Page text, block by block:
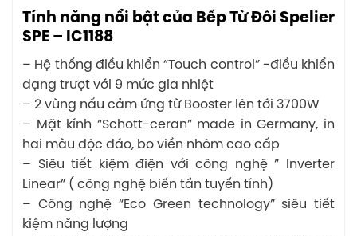
Tính năng nổi bật của Bếp Từ Đôi Spelier
SPE – IC1188
– Hệ thống điều khiển “Touch control” -điều khiển
dạng trượt với 9 mức gia nhiệt
– 2 vùng nấu cảm ứng từ Booster lên tới 3700W
– Mặt kính “Schott-ceran” made in Germany, in
hai màu độc đáo, bo viền nhôm cao cấp
– Siêu tiết kiệm điện với công nghệ ” Inverter
Linear” ( công nghệ biến tần tuyến tính)
– Công nghệ “Eco Green technology” siêu tiết
kiệm năng lượng